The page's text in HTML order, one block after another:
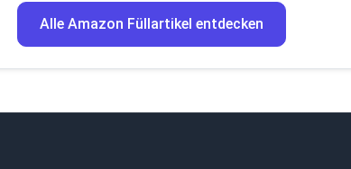
Alle Amazon Füllartikel entdecken